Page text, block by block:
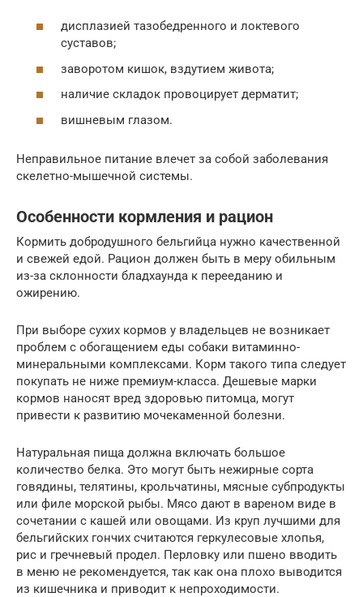
дисплазией тазобедренного и локтевого
суставов;
заворотом кишок, вздутием живота;
наличие складок провоцирует дерматит;
вишневым глазом.
Неправильное питание влечет за собой заболевания
скелетно-мышечной системы.
Особенности кормления и рацион
Кормить добродушного бельгийца нужно качественной
и свежей едой. Рацион должен быть в меру обильным
из-за склонности бладхаунда к перееданию и
ожирению.
При выборе сухих кормов у владельцев не возникает
проблем с обогащением еды собаки витаминно-
минеральными комплексами. Корм такого типа следует
покупать не ниже премиум-класса. Дешевые марки
кормов наносят вред здоровью питомца, могут
привести к развитию мочекаменной болезни.
Натуральная пища должна включать большое
количество белка. Это могут быть нежирные сорта
говядины, телятины, крольчатины, мясные субпродукты
или филе морской рыбы. Мясо дают в вареном виде в
сочетании с кашей или овощами. Из круп лучшими для
бельгийских гончих считаются геркулесовые хлопья,
рис и гречневый продел. Перловку или пшено вводить
в меню не рекомендуется, так как она плохо выводится
из кишечника и приводит к непроходимости.